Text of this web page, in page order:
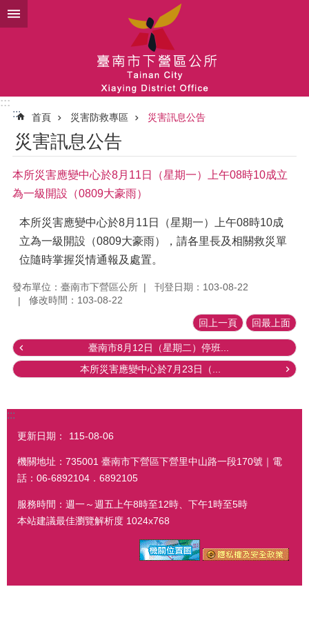
跳到主要內容區塊
:::
:::
首頁 災害防救專區 災害訊息公告
災害訊息公告
本所災害應變中心於8月11日（星期一）上午08時10成立
為一級開設（0809大豪雨）
本所災害應變中心於8月11日（星期一）上午08時10成
立為一級開設（0809大豪雨），請各里長及相關救災單
位隨時掌握災情通報及處置。
發布單位：臺南市下營區公所
刊登日期：103-08-22
修改時間：103-08-22
回上一頁 回最上面
臺南市8月12日（星期二）停班...
本所災害應變中心於7月23日（...
:::
更新日期： 115-08-06
機關地址：735001 臺南市下營區下營里中山路一段170號｜電
話：06-6892104．6892105
服務時間：週一～週五上午8時至12時、下午1時至5時
本站建議最佳瀏覽解析度 1024x768